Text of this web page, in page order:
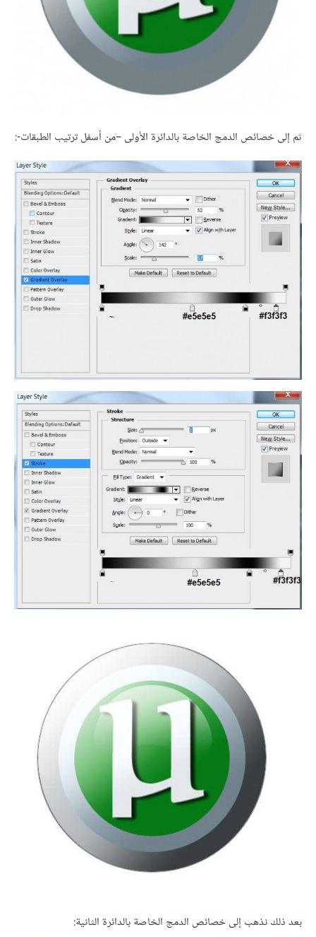
ثم إلى خصائص الدمج الخاصة بالدائرة الأولى –من أسفل ترتيب الطبقات-:
بعد ذلك نذهب إلى خصائص الدمج الخاصة بالدائرة الثانية: